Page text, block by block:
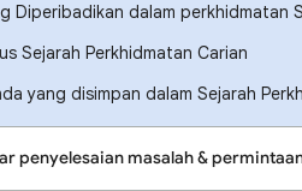
Diperibadikan dalam perkhidmatan
Sejarah Perkhidmatan Carian
yang disimpan dalam Sejarah
penyelesaian masalah &